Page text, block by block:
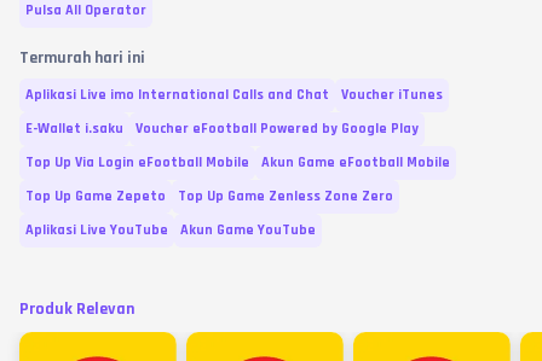
Pulsa All Operator
Termurah hari ini
Aplikasi Live imo International Calls and Chat
Voucher iTunes
E-Wallet i.saku
Voucher eFootball Powered by Google Play
Top Up Via Login eFootball Mobile
Akun Game eFootball Mobile
Top Up Game Zepeto
Top Up Game Zenless Zone Zero
Aplikasi Live YouTube
Akun Game YouTube
Produk Relevan